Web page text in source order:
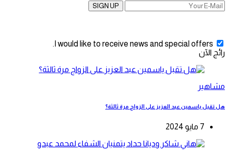
SIGN UP
I would like to receive news and special offers.
رائج الآن
مشاهير
هل تقبل ياسمين عبد العزيز على الزواج مرة ثالثة؟
7 مايو 2024